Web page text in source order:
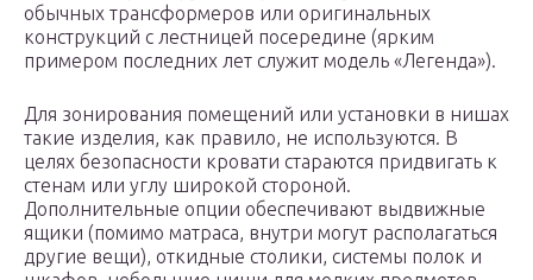
обычных трансформеров или оригинальных
конструкций с лестницей посередине (ярким
примером последних лет служит модель «Легенда»).
Для зонирования помещений или установки в нишах
такие изделия, как правило, не используются. В
целях безопасности кровати стараются придвигать к
стенам или углу широкой стороной.
Дополнительные опции обеспечивают выдвижные
ящики (помимо матраса, внутри могут располагаться
другие вещи), откидные столики, системы полок и